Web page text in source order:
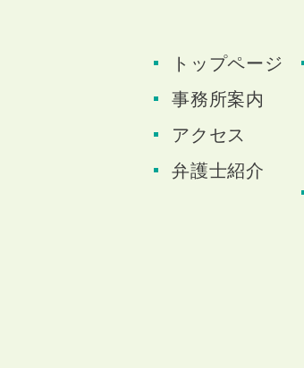
トップページ
事務所案内
アクセス
弁護士紹介